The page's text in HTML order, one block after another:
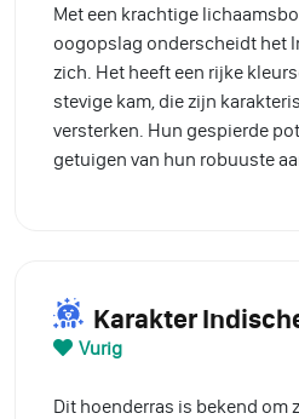
Met een krachtige
oogopslag onderscheidt het
zich. Het heeft een rijke
stevige kam, die zijn
versterken. Hun gespierde
getuigen van hun robuuste
Karakter
Vurig
Dit hoenderras is bekend om